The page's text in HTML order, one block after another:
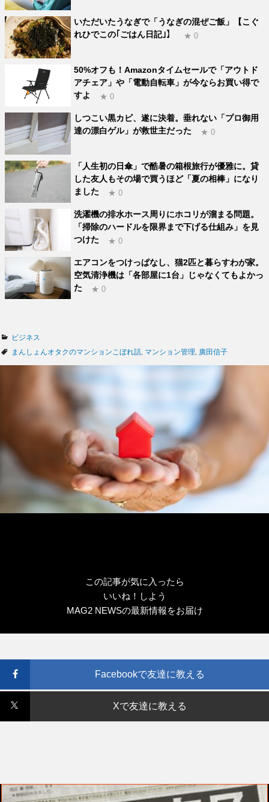
いただいたうなぎで「うなぎの混ぜご飯」【こぐ
れひでこの｢ごはん日記｣】
★ 0
50%オフも！Amazonタイムセールで「アウトド
アチェア」や「電動自転車」が今ならお買い得で
すよ
★ 0
しつこい黒カビ、遂に決着。垂れない「プロ御用
達の漂白ゲル」が救世主だった
★ 0
「人生初の日傘」で酷暑の箱根旅行が優雅に。貸
した友人もその場で買うほど「夏の相棒」になり
ました
★ 0
洗濯機の排水ホース周りにホコリが溜まる問題。
「掃除のハードルを限界まで下げる仕組み」を見
つけた
★ 0
エアコンをつけっぱなし、猫2匹と暮らすわが家。
空気清浄機は「各部屋に1台」じゃなくてもよかっ
た
★ 0
カ
テ
ビジネス
タ
まんしょんオタクのマンションこぼれ話 マンション管理 廣田信子
この記事が気に入ったら
いいね！しよう
MAG2 NEWSの最新情報をお届け
Facebookで友達に教える
Xで友達に教える